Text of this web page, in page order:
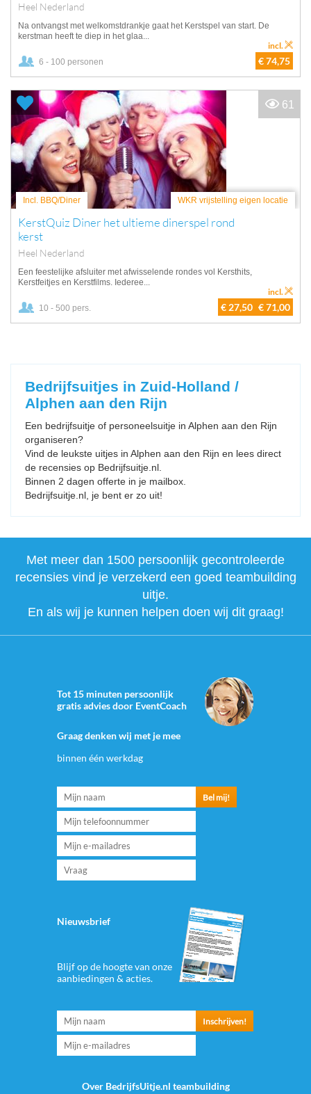
Heel Nederland
Na ontvangst met welkomstdrankje gaat het Kerstspel van start. De
kerstman heeft te diep in het glaa...
6 - 100 personen € 74,75
incl.
Incl. BBQ/Diner WKR vrijstelling eigen locatie
KerstQuiz Diner het ultieme dinerspel rond
kerst
Heel Nederland
Een feestelijke afsluiter met afwisselende rondes vol Kersthits,
Kerstfeitjes en Kerstfilms. Iederee...
10 - 500 pers. € 27,50 € 71,00
incl.
61
Bedrijfsuitjes in Zuid-Holland /
Alphen aan den Rijn
Een bedrijfsuitje of personeelsuitje in Alphen aan den Rijn
organiseren?
Vind de leukste uitjes in Alphen aan den Rijn en lees direct
de recensies op Bedrijfsuitje.nl.
Binnen 2 dagen offerte in je mailbox.
Bedrijfsuitje.nl, je bent er zo uit!
Met meer dan 1500 persoonlijk gecontroleerde
recensies vind je verzekerd een goed teambuilding
uitje.
En als wij je kunnen helpen doen wij dit graag!
Tot 15 minuten persoonlijk
gratis advies door EventCoach
Graag denken wij met je mee
binnen één werkdag
Nieuwsbrief
Blijf op de hoogte van onze
aanbiedingen & acties.
Over BedrijfsUitje.nl teambuilding